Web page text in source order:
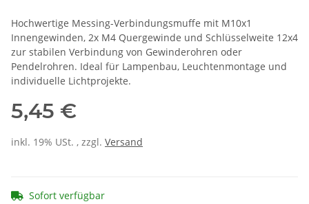
Hochwertige Messing-Verbindungsmuffe mit M10x1
Innengewinden, 2x M4 Quergewinde und Schlüsselweite 12x4
zur stabilen Verbindung von Gewinderohren oder
Pendelrohren. Ideal für Lampenbau, Leuchtenmontage und
individuelle Lichtprojekte.
5,45 €
inkl. 19% USt. , zzgl. Versand
Sofort verfügbar